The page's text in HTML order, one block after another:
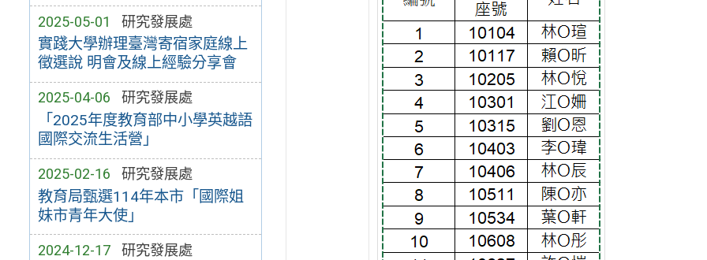
2025-05-01 研究發展處
實踐大學辦理臺灣寄宿家庭線上
徵選說 明會及線上經驗分享會
2025-04-06 研究發展處
「2025年度教育部中小學英越語
國際交流生活營」
2025-02-16 研究發展處
教育局甄選114年本市「國際姐
妹市青年大使」
2024-12-17 研究發展處